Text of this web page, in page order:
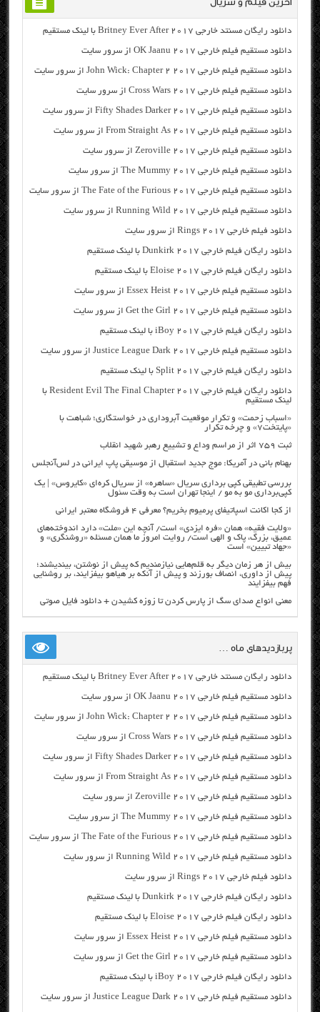
دانلود رایگان مسنتد خارجی Britney Ever After 2017 با لینک مستقیم
دانلود مستقیم فیلم خارجی OK Jaanu 2017 از سرور سایت
دانلود مستقیم فیلم خارجی John Wick: Chapter 2 2017 از سرور سایت
دانلود مستقیم فیلم خارجی Cross Wars 2017 از سرور سایت
دانلود مستقیم فیلم خارجی Fifty Shades Darker 2017 از سرور سایت
دانلود مستقیم فیلم خارجی From Straight As 2017 از سرور سایت
دانلود مستقیم فیلم خارجی Zeroville 2017 از سرور سایت
دانلود مستقیم فیلم خارجی The Mummy 2017 از سرور سایت
دانلود مستقیم فیلم خارجی The Fate of the Furious 2017 از سرور سایت
دانلود مستقیم فیلم خارجی Running Wild 2017 از سرور سایت
دانلود فیلم خارجی Rings 2017 از سرور سایت
دانلود رایگان فیلم خارجی Dunkirk 2017 با لینک مستقیم
دانلود رایگان فیلم خارجی Eloise 2017 با لینک مستقیم
دانلود مستقیم فیلم خارجی Essex Heist 2017 از سرور سایت
دانلود مستقیم فیلم خارجی Get the Girl 2017 از سرور سایت
دانلود رایگان فیلم خارجی iBoy 2017 با لینک مستقیم
دانلود مستقیم فیلم خارجی Justice League Dark 2017 از سرور سایت
دانلود رایگان فیلم خارجی Split 2017 با لینک مستقیم
دانلود رایگان فیلم خارجی Resident Evil The Final Chapter 2017 با
لینک مستقیم
«اسباب زحمت» و تکرار موقعیت آبروداری در خواستگاری؛ شباهت با
«پایتخت۷» و چرخه تکرار
ثبت ۷۵۹ اثر از مراسم وداع و تشییع رهبر شهید انقلاب
بهنام بانی در آمریکا: موج جدید استقبال از موسیقی پاپ ایرانی در لس‌آنجلس
بررسی تطبیقی کپی برداری سریال «ساهره» از سریال کره‌ای «کایروس» | یک
کپی‌برداری مو به مو / اینجا تهران است به وقت سئول
از کجا اکانت اسپاتیفای پرمیوم بخریم؟ معرفی ۴ فروشگاه معتبر ایرانی
«ولایت فقیه» همان «فره ایزدی» است/ آنچه این «ملت» دارد اندوخته‌های
عمیق، بزرگ، پاک و الهی است/ روایت امروز ما همان مسئله «روشنگری» و
«جهاد تبیین» است
بیش از هر زمان دیگر به قلم‌هایی نیازمندیم که پیش از نوشتن، بیندیشند؛
پیش از داوری، انصاف بورزند و پیش از آنکه بر هیاهو بیفزایند، بر روشنایی
فهم بیفزایند
معنی انواع صدای سگ از پارس کردن تا زوزه کشیدن + دانلود فایل صوتی
پربازدیدهای ماه …
دانلود رایگان مسنتد خارجی Britney Ever After 2017 با لینک مستقیم
دانلود مستقیم فیلم خارجی OK Jaanu 2017 از سرور سایت
دانلود مستقیم فیلم خارجی John Wick: Chapter 2 2017 از سرور سایت
دانلود مستقیم فیلم خارجی Cross Wars 2017 از سرور سایت
دانلود مستقیم فیلم خارجی Fifty Shades Darker 2017 از سرور سایت
دانلود مستقیم فیلم خارجی From Straight As 2017 از سرور سایت
دانلود مستقیم فیلم خارجی Zeroville 2017 از سرور سایت
دانلود مستقیم فیلم خارجی The Mummy 2017 از سرور سایت
دانلود مستقیم فیلم خارجی The Fate of the Furious 2017 از سرور سایت
دانلود مستقیم فیلم خارجی Running Wild 2017 از سرور سایت
دانلود فیلم خارجی Rings 2017 از سرور سایت
دانلود رایگان فیلم خارجی Dunkirk 2017 با لینک مستقیم
دانلود رایگان فیلم خارجی Eloise 2017 با لینک مستقیم
دانلود مستقیم فیلم خارجی Essex Heist 2017 از سرور سایت
دانلود مستقیم فیلم خارجی Get the Girl 2017 از سرور سایت
دانلود رایگان فیلم خارجی iBoy 2017 با لینک مستقیم
دانلود مستقیم فیلم خارجی Justice League Dark 2017 از سرور سایت